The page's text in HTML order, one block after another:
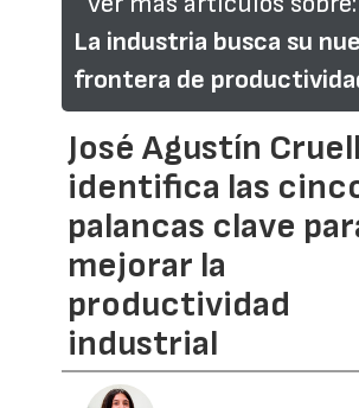
La industria busca su
frontera de
José Agustín
identifica las
palancas clave
mejorar la
productividad
industrial